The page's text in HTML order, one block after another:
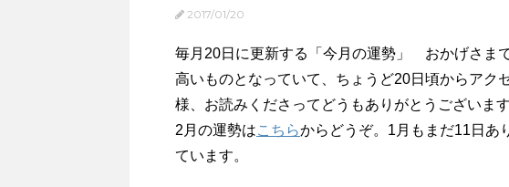
2017/01/20
毎月20日に更新する「今月の運勢」 おかげさま
高いものとなっていて、ちょうど20日頃からアク
様、お読みくださってどうもありがとうございます
2月の運勢はこちらからどうぞ。1月もまだ11日あ
ています。